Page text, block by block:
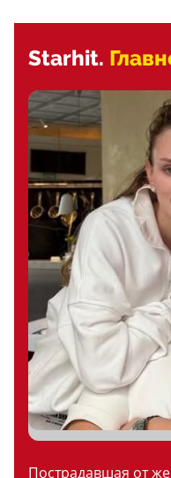
Starhit.
Пострадавшая от